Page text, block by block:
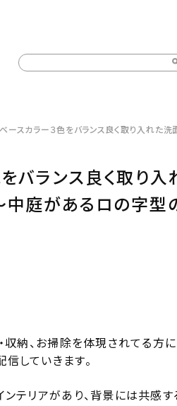
カテゴリー一覧カテゴリー一覧
ベースカラー３色をバランス良く取り入れ
をバランス良く取り
中庭があるロの字型
収納、お掃除を体現されてる方
していきます。
ンテリアがあり、背景には共感